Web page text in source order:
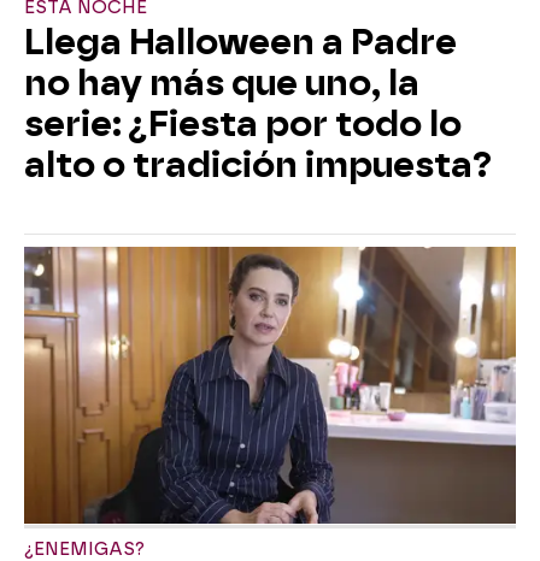
ESTA NOCHE
Llega Halloween a Padre
no hay más que uno, la
serie: ¿Fiesta por todo lo
alto o tradición impuesta?
¿ENEMIGAS?